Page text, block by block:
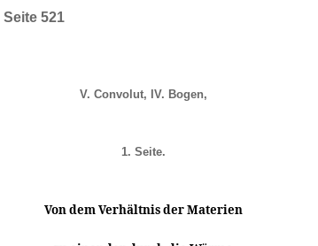
Seite 521
V. Convolut, IV. Bogen,
1. Seite.
Von dem Verhältnis der Materien